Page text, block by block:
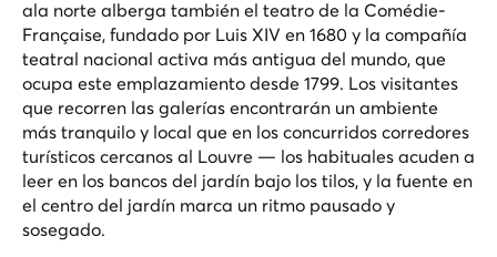
ala norte alberga también el teatro de la Comédie-
Française, fundado por Luis XIV en 1680 y la compañía
teatral nacional activa más antigua del mundo, que
ocupa este emplazamiento desde 1799. Los visitantes
que recorren las galerías encontrarán un ambiente
más tranquilo y local que en los concurridos corredores
turísticos cercanos al Louvre — los habituales acuden a
leer en los bancos del jardín bajo los tilos, y la fuente en
el centro del jardín marca un ritmo pausado y
sosegado.